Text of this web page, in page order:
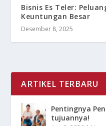
Bisnis Es Teler:
Keuntungan Besar
Desember 8, 2025
ARTIKEL TERBARU
Pentingnya
tujuannya!